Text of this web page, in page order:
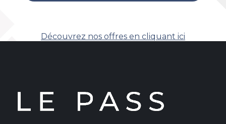
Découvrez nos offres en cliquant ici